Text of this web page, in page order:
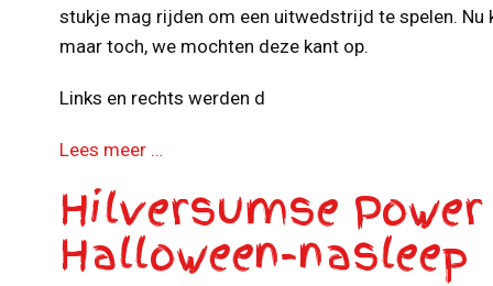
stukje mag rijden om een uitwedstrijd te spelen. Nu
maar toch, we mochten deze kant op.
Links en rechts werden d
Lees meer …
Hilversumse
Halloween-nasleep